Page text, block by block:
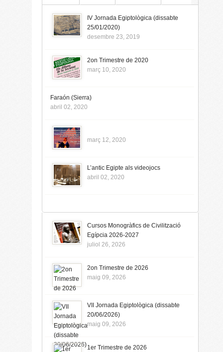
IV Jornada Egiptològica (dissabte
25/01/2020)
desembre 23, 2019
2on Trimestre de 2020
març 10, 2020
Faraón (Sierra)
abril 02, 2020
març 12, 2020
L’antic Egipte als videojocs
abril 02, 2020
Cursos Monogràfics de Civilització
Egípcia 2026-2027
juliol 26, 2026
2on Trimestre de 2026
maig 09, 2026
VII Jornada Egiptològica (dissabte
20/06/2026)
maig 09, 2026
1er Trimestre de 2026